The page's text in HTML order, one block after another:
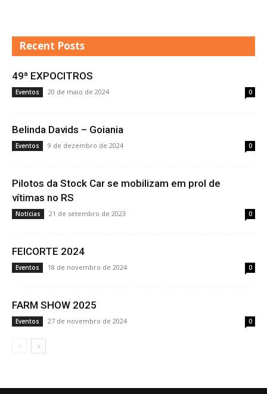
Recent Posts
49ª EXPOCITROS
Eventos 20 de maio de 2024 0
Belinda Davids – Goiania
Eventos 9 de dezembro de 2024 0
Pilotos da Stock Car se mobilizam em prol de
vítimas no RS
Notícias 21 de setembro de 2023 0
FEICORTE 2024
Eventos 18 de novembro de 2024 0
FARM SHOW 2025
Eventos 27 de novembro de 2024 0